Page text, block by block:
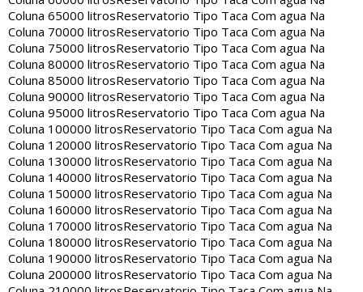
Coluna 65000 litrosReservatorio Tipo Taca Com agua Na
Coluna 70000 litrosReservatorio Tipo Taca Com agua Na
Coluna 75000 litrosReservatorio Tipo Taca Com agua Na
Coluna 80000 litrosReservatorio Tipo Taca Com agua Na
Coluna 85000 litrosReservatorio Tipo Taca Com agua Na
Coluna 90000 litrosReservatorio Tipo Taca Com agua Na
Coluna 95000 litrosReservatorio Tipo Taca Com agua Na
Coluna 100000 litrosReservatorio Tipo Taca Com agua Na
Coluna 120000 litrosReservatorio Tipo Taca Com agua Na
Coluna 130000 litrosReservatorio Tipo Taca Com agua Na
Coluna 140000 litrosReservatorio Tipo Taca Com agua Na
Coluna 150000 litrosReservatorio Tipo Taca Com agua Na
Coluna 160000 litrosReservatorio Tipo Taca Com agua Na
Coluna 170000 litrosReservatorio Tipo Taca Com agua Na
Coluna 180000 litrosReservatorio Tipo Taca Com agua Na
Coluna 190000 litrosReservatorio Tipo Taca Com agua Na
Coluna 200000 litrosReservatorio Tipo Taca Com agua Na